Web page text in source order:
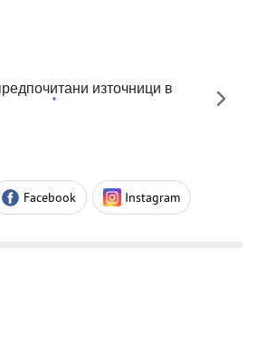
източници в
Facebook Instagram